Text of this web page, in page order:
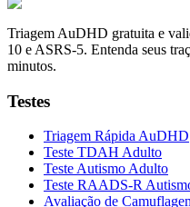
Triagem AuDHD gratuita e
10 e ASRS-5. Entenda seus
minutos.
Testes
Triagem Rápida AuDHD
Teste TDAH Adulto
Teste Autismo Adulto
Teste RAADS-R
Avaliação de